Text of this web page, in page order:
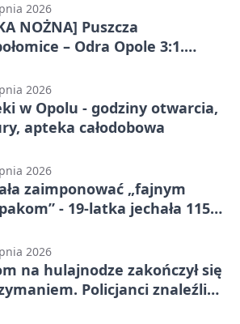
2026
NOŻNA] Puszcza
– Odra Opole 3:1.
2026
w Opolu - godziny otwarcia,
apteka całodobowa
2026
zaimponować „fajnym
- 19-latka jechała 115
2026
na hulajnodze zakończył się
Policjanci znaleźli